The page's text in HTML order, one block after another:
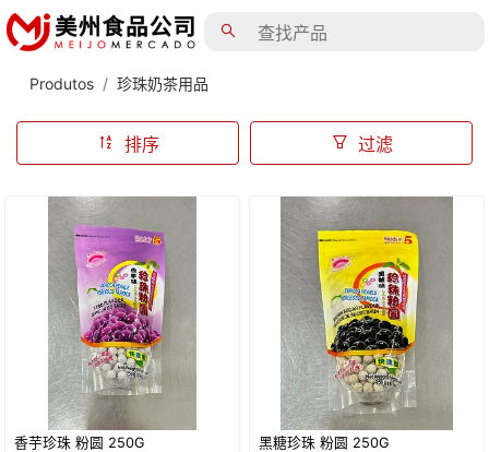
Produtos 珍珠奶茶用品
排序 过滤
香芋珍珠 粉圆 250G 黑糖珍珠 粉圆 250G